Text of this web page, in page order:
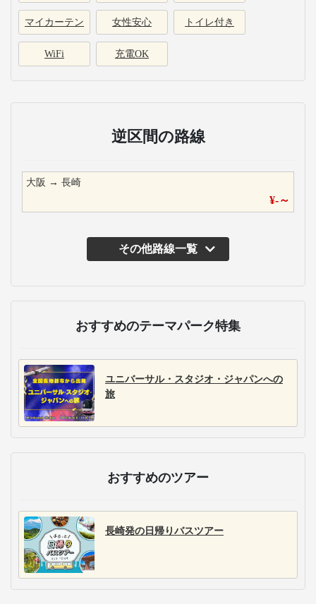
マイカーテン 女性安心 トイレ付き
WiFi 充電OK
逆区間の路線
大阪 → 長崎
¥-～
その他路線一覧
おすすめのテーマパーク特集
ユニバーサル・スタジオ・ジャパンへの
旅
おすすめのツアー
長崎発の日帰りバスツアー